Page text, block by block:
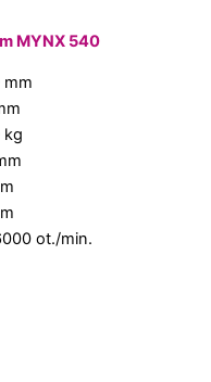
MYNX 540
mm
kg
ot./min.